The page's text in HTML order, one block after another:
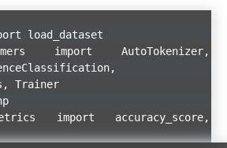
load_dataset
import AutoTokenizer,
Trainer
import accuracy_score,